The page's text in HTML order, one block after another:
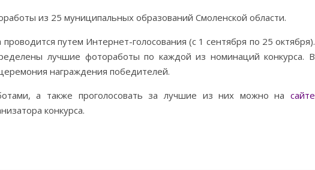
из 25 муниципальных образований Смоленской области.
путем Интернет-голосования (с 1 сентября по 25 октября).
лучшие фотоработы по каждой из номинаций конкурса. В
награждения победителей.
а также проголосовать за лучшие из них можно на сайте
конкурса.